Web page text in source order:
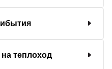
теплоход